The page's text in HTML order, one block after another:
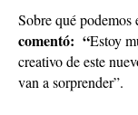
Sobre qué podemos
comentó: “Estoy
creativo de este
van a sorprender”.